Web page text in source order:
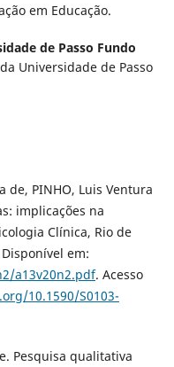
em Educação.
de Passo Fundo
Universidade de Passo
de, PINHO, Luis Ventura
implicações na
Clínica, Rio de
em:
a13v20n2.pdf. Acesso
10.1590/S0103-
Pesquisa qualitativa